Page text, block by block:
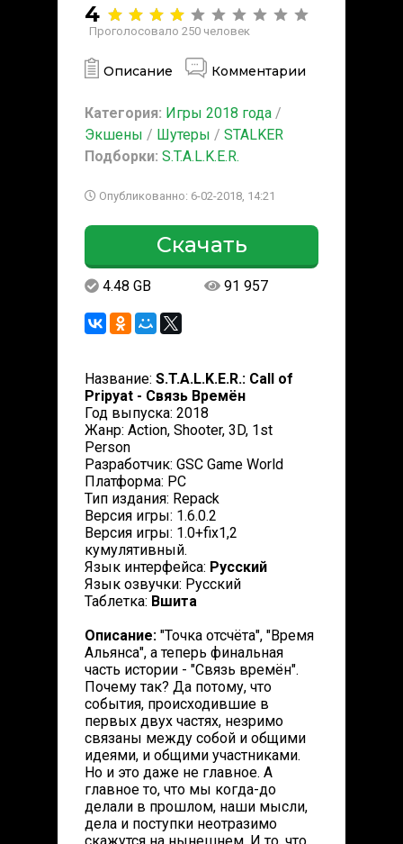
4
Проголосовало 250 человек
Описание Комментарии
Категория: Игры 2018 года /
Экшены / Шутеры / STALKER
Подборки: S.T.A.L.K.E.R.
Опубликованно: 6-02-2018, 14:21
Скачать
4.48 GB 91 957
Название: S.T.A.L.K.E.R.: Call of
Pripyat - Связь Времён
Год выпуска: 2018
Жанр: Action, Shooter, 3D, 1st
Person
Разработчик: GSC Game World
Платформа: PC
Тип издания: Repack
Версия игры: 1.6.0.2
Версия игры: 1.0+fix1,2
кумулятивный.
Язык интерфейса: Русский
Язык озвучки: Русский
Таблетка: Вшита
Описание: "Точка отсчёта", "Время
Альянса", а теперь финальная
часть истории - "Связь времён".
Почему так? Да потому, что
события, происходившие в
первых двух частях, незримо
связаны между собой и общими
идеями, и общими участниками.
Но и это даже не главное. А
главное то, что мы когда-до
делали в прошлом, наши мысли,
дела и поступки неотразимо